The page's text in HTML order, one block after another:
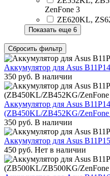
ZenFone 3
ZE620KL,
Показать еще 6
Сбросить фильтр
Аккумулятор для Asus
350 руб. В наличии
Аккумулятор для Asus
(ZB450KL/ZB452KG/
350 руб. В наличии
Аккумулятор для Asus
450 руб. Нет в наличии